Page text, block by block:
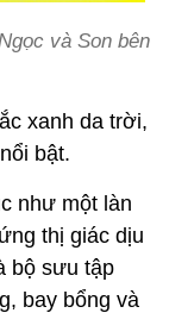
và Son bên
xanh da trời,
bật.
như một làn
thị giác dịu
bộ sưu tập
bay bổng và